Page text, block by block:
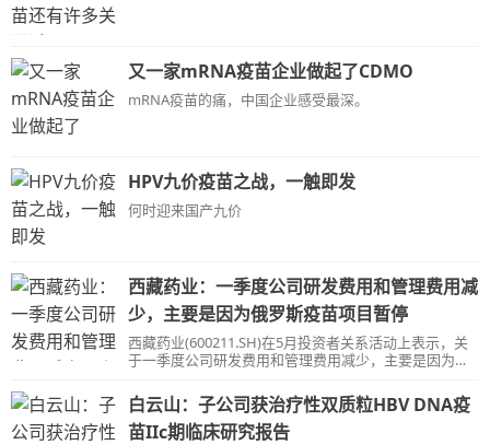
又一家mRNA疫苗企业做起了CDMO
mRNA疫苗的痛，中国企业感受最深。
HPV九价疫苗之战，一触即发
何时迎来国产九价
西藏药业：一季度公司研发费用和管理费用减
少，主要是因为俄罗斯疫苗项目暂停
西藏药业(600211.SH)在5月投资者关系活动上表示，关
于一季度公司研发费用和管理费用减少，主要是因为俄
少。
白云山：子公司获治疗性双质粒HBV DNA疫
苗IIc期临床研究报告